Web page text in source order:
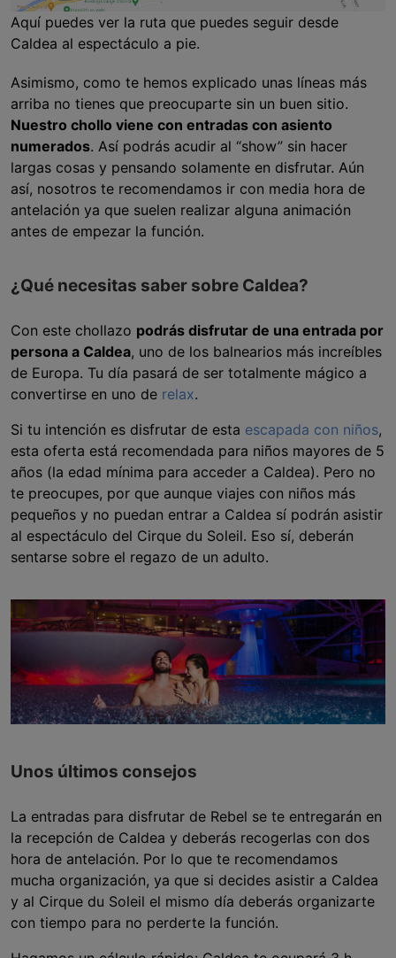
Aquí puedes ver la ruta que puedes seguir desde
Caldea al espectáculo a pie.
Asimismo, como te hemos explicado unas líneas más
arriba no tienes que preocuparte sin un buen sitio.
Nuestro chollo viene con entradas con asiento
numerados. Así podrás acudir al “show” sin hacer
largas cosas y pensando solamente en disfrutar. Aún
así, nosotros te recomendamos ir con media hora de
antelación ya que suelen realizar alguna animación
antes de empezar la función.
¿Qué necesitas saber sobre Caldea?
Con este chollazo podrás disfrutar de una entrada por
persona a Caldea, uno de los balnearios más increíbles
de Europa. Tu día pasará de ser totalmente mágico a
convertirse en uno de relax.
Si tu intención es disfrutar de esta escapada con niños,
esta oferta está recomendada para niños mayores de 5
años (la edad mínima para acceder a Caldea). Pero no
te preocupes, por que aunque viajes con niños más
pequeños y no puedan entrar a Caldea sí podrán asistir
al espectáculo del Cirque du Soleil. Eso sí, deberán
sentarse sobre el regazo de un adulto.
Unos últimos consejos
La entradas para disfrutar de Rebel se te entregarán en
la recepción de Caldea y deberás recogerlas con dos
hora de antelación. Por lo que te recomendamos
mucha organización, ya que si decides asistir a Caldea
y al Cirque du Soleil el mismo día deberás organizarte
con tiempo para no perderte la función.